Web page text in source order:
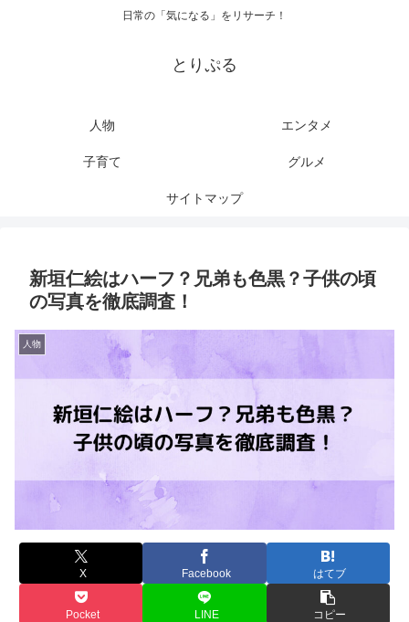
日常の「気になる」をリサーチ！
とりぷる
人物 エンタメ
子育て グルメ
サイトマップ
新垣仁絵はハーフ？兄弟も色黒？子供の頃
の写真を徹底調査！
人物
X Facebook はてブ
Pocket LINE コピー